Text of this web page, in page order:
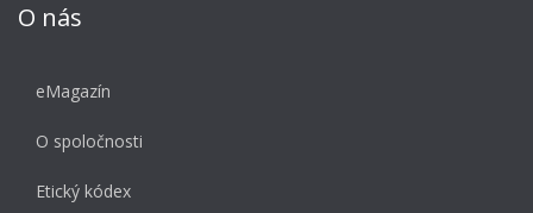
O nás
eMagazín
O spoločnosti
Etický kódex